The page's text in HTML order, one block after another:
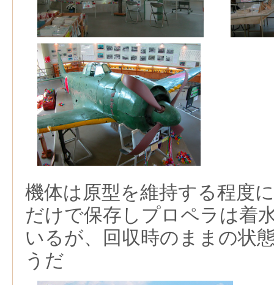
機体は原型を維持する程度
だけで保存しプロペラは着
いるが、回収時のままの状
うだ